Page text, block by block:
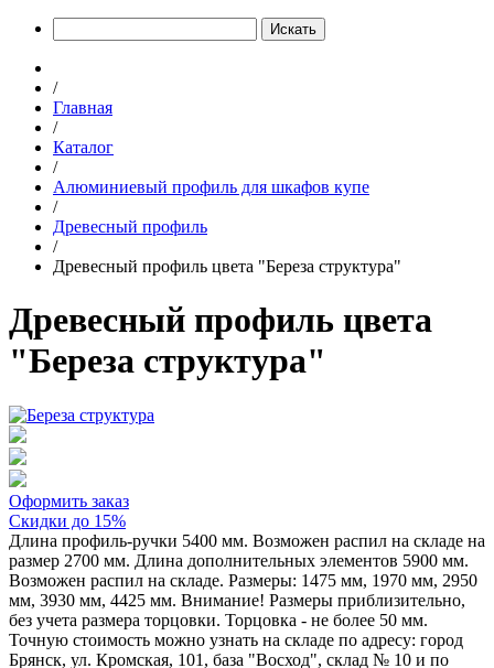
Искать
/
Главная
/
Каталог
/
Алюминиевый профиль для шкафов купе
/
Древесный профиль
/
Древесный профиль цвета "Береза структура"
Древесный профиль цвета
"Береза структура"
Оформить заказ
Скидки до 15%
Длина профиль-ручки 5400 мм. Возможен распил на складе на
размер 2700 мм. Длина дополнительных элементов 5900 мм.
Возможен распил на складе. Размеры: 1475 мм, 1970 мм, 2950
мм, 3930 мм, 4425 мм. Внимание! Размеры приблизительно,
без учета размера торцовки. Торцовка - не более 50 мм.
Точную стоимость можно узнать на складе по адресу: город
Брянск, ул. Кромская, 101, база "Восход", склад № 10 и по